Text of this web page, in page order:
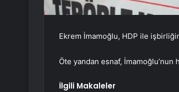
Ekrem İmamoğlu, HDP ile
Öte yandan esnaf, İmamoğlu’nun
İlgili Makaleler